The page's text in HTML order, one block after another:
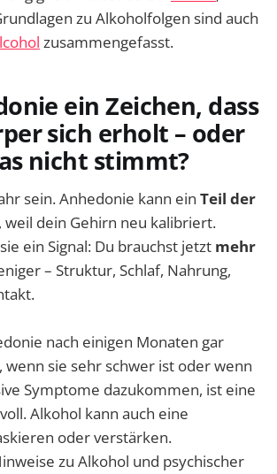
zu Alkoholfolgen sind auch
zusammengefasst.
ein Zeichen, dass
sich erholt – oder
nicht stimmt?
sein. Anhedonie kann ein Teil der
weil dein Gehirn neu kalibriert.
ein Signal: Du brauchst jetzt mehr
– Struktur, Schlaf, Nahrung,
nach einigen Monaten gar
wenn sie sehr schwer ist oder wenn
Symptome dazukommen, ist eine
Alkohol kann auch eine
oder verstärken.
zu Alkohol und psychischer